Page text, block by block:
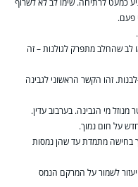
פעם.
לב שהחלב מתפרק לגולנות – זה
זהו הקשר הראשוני לגבינה
בחישה מתמדת עד שהן נמסות
לשמור על המרקם הנמס